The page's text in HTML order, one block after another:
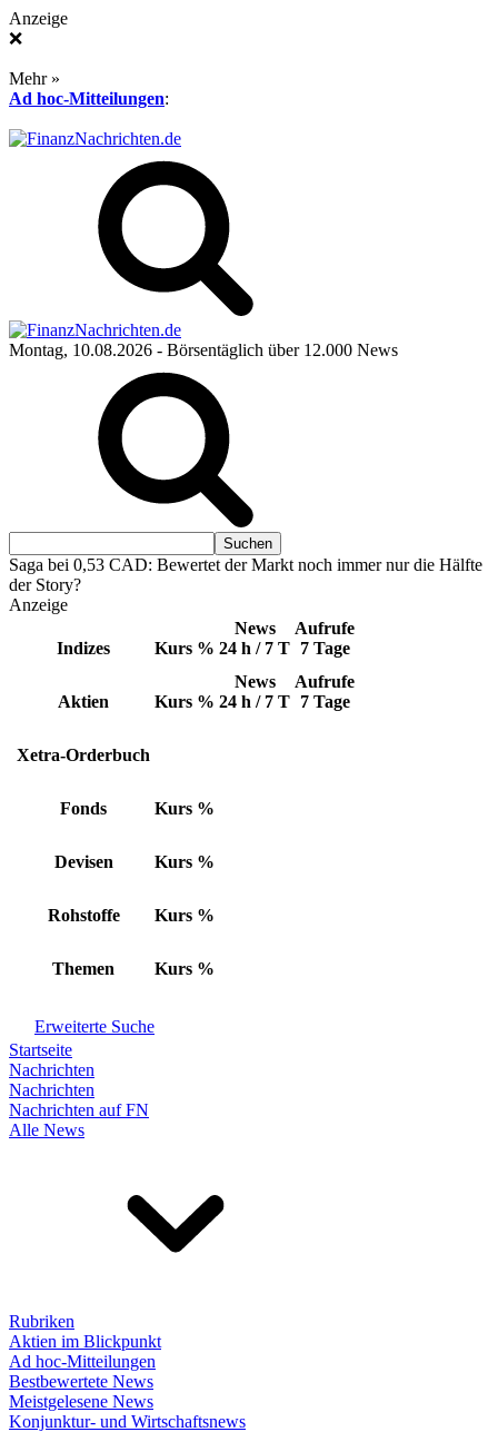
Anzeige
❌
Mehr »
Ad hoc-Mitteilungen:
Montag, 10.08.2026 - Börsentäglich über 12.000 News
Saga bei 0,53 CAD: Bewertet der Markt noch immer nur die Hälfte
der Story?
Anzeige
Indizes Kurs %
News
24 h / 7 T
Aufrufe
7 Tage
Aktien Kurs %
News
24 h / 7 T
Aufrufe
7 Tage
Xetra-Orderbuch
Fonds Kurs %
Devisen Kurs %
Rohstoffe Kurs %
Themen Kurs %
Erweiterte Suche
Startseite
Nachrichten
Nachrichten
Nachrichten auf FN
Alle News
Rubriken
Aktien im Blickpunkt
Ad hoc-Mitteilungen
Bestbewertete News
Meistgelesene News
Konjunktur- und Wirtschaftsnews